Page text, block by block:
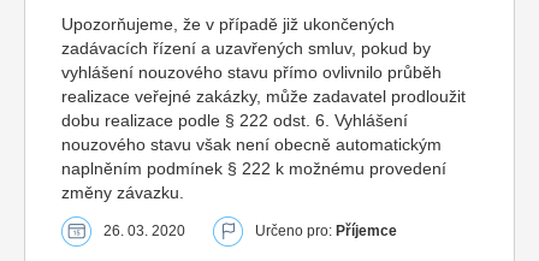
Upozorňujeme, že v případě již ukončených
zadávacích řízení a uzavřených smluv, pokud by
vyhlášení nouzového stavu přímo ovlivnilo průběh
realizace veřejné zakázky, může zadavatel prodloužit
dobu realizace podle § 222 odst. 6. Vyhlášení
nouzového stavu však není obecně automatickým
naplněním podmínek § 222 k možnému provedení
změny závazku.
26. 03. 2020 Určeno pro: Příjemce